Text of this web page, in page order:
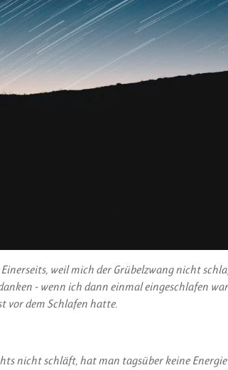
weil mich der Grübelzwang nicht
- wenn ich dann einmal eingeschlafen
vor dem Schlafen hatte.
nicht schläft, hat man tagsüber keine